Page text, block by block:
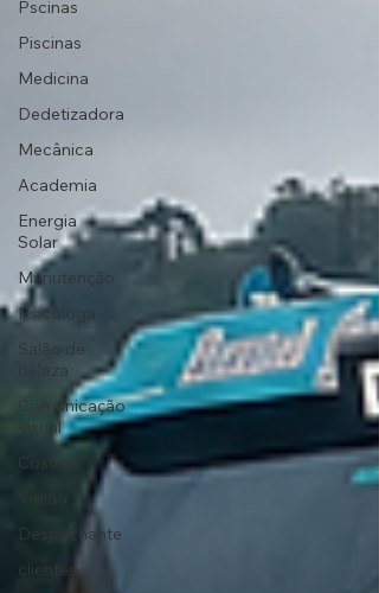
Pscinas
Piscinas
Medicina
Dedetizadora
Mecânica
Academia
Energia
Solar
Manutenção
Psicóloga
Salão de
beleza
Comunicação
visual
Costura
Violão
Despachante
clientes